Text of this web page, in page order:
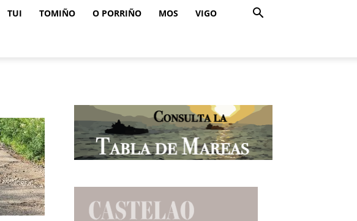
TUI TOMIÑO O PORRIÑO MOS VIGO